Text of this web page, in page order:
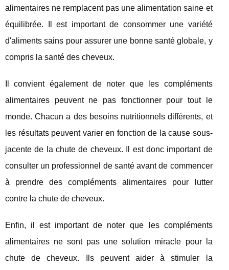
alimentaires ne remplacent pas une alimentation saine et
équilibrée. Il est important de consommer une variété
d'aliments sains pour assurer une bonne santé globale, y
compris la santé des cheveux.
Il convient également de noter que les compléments
alimentaires peuvent ne pas fonctionner pour tout le
monde. Chacun a des besoins nutritionnels différents, et
les résultats peuvent varier en fonction de la cause sous-
jacente de la chute de cheveux. Il est donc important de
consulter un professionnel de santé avant de commencer
à prendre des compléments alimentaires pour lutter
contre la chute de cheveux.
Enfin, il est important de noter que les compléments
alimentaires ne sont pas une solution miracle pour la
chute de cheveux. Ils peuvent aider à stimuler la